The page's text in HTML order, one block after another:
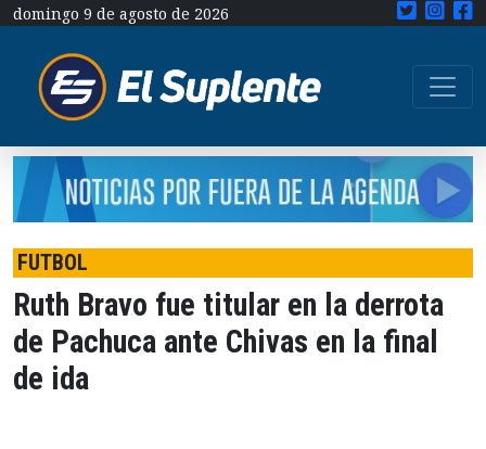
domingo 9 de agosto de 2026
FUTBOL
Ruth Bravo fue titular en la derrota
de Pachuca ante Chivas en la final
de ida